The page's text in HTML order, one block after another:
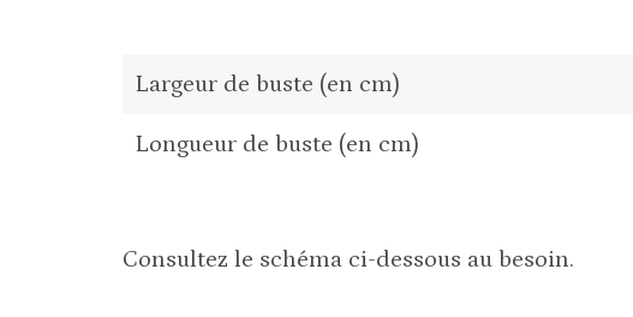
Largeur de buste (en cm)
Longueur de buste (en cm)
Consultez le schéma ci-dessous au besoin.